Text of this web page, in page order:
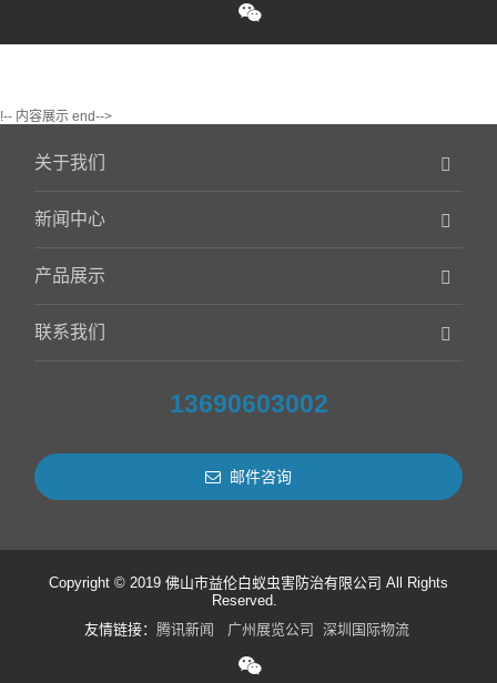
!-- 内容展示 end-->
关于我们
新闻中心
产品展示
联系我们
13690603002
邮件咨询
Copyright © 2019 佛山市益伦白蚁虫害防治有限公司 All Rights
Reserved.
友情链接： 腾讯新闻 广州展览公司 深圳国际物流